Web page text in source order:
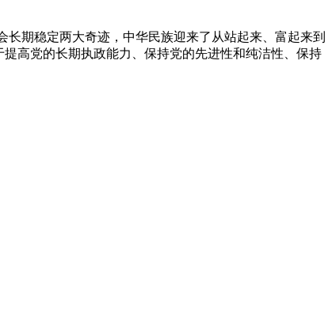
期稳定两大奇迹，中华民族迎来了从站起来、富起来到
高党的长期执政能力、保持党的先进性和纯洁性、保持